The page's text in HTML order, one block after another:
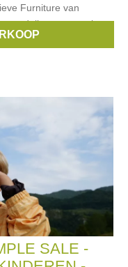
Furniture van
modellen en samples
met een ticket.
SALE -